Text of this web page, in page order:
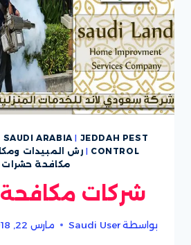
SAUDI ARABIA| JEDDAH PEST
CONTROL
| رش المبيدات
مكافحة حشرات
شركات
بواسطةSaudi User مارس 22, 2018